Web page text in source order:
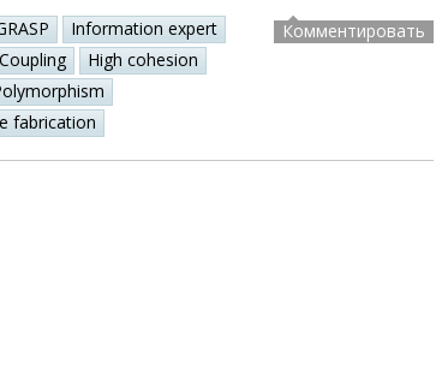
Information expert
Coupling
High cohesion
fabrication
Комментировать